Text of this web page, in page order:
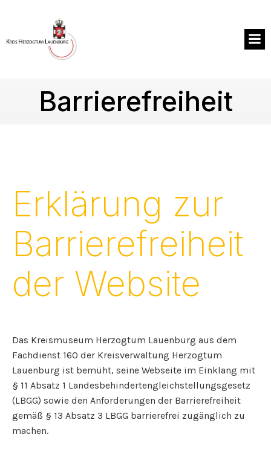
Barrierefreiheit
Erklärung zur
Barrierefreiheit
der Website
Das Kreismuseum Herzogtum Lauenburg aus dem
Fachdienst 160 der Kreisverwaltung Herzogtum
Lauenburg ist bemüht, seine Webseite im Einklang mit
§ 11 Absatz 1 Landesbehindertengleichstellungsgesetz
(LBGG) sowie den Anforderungen der Barrierefreiheit
gemäß § 13 Absatz 3 LBGG barrierefrei zugänglich zu
machen.